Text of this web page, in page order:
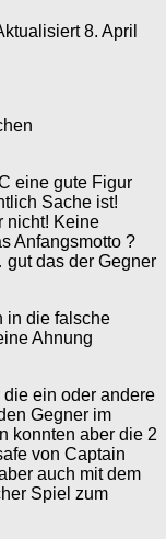
8. April
eine gute Figur
Sache ist!
nicht! Keine
Anfangsmotto ?
das der Gegner
in die falsche
Ahnung
ein oder andere
Gegner im
konnten aber die 2
von Captain
auch mit dem
Spiel zum